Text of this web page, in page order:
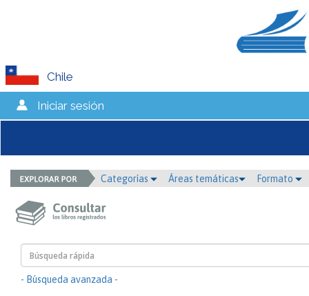
Chile
Iniciar sesión
Categorías Áreas temáticas Formato
- Búsqueda avanzada -